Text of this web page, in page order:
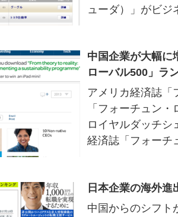
ューダ）」がビジ
中国企業が大幅に
ローバル500」ラ
アメリカ経済誌「
「フォーチュン
ロイヤルダッチシ
経済誌「フォーチ
日本企業の海外進
中国からのシフト